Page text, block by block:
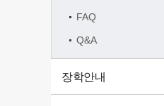
FAQ
Q&A
장학안내